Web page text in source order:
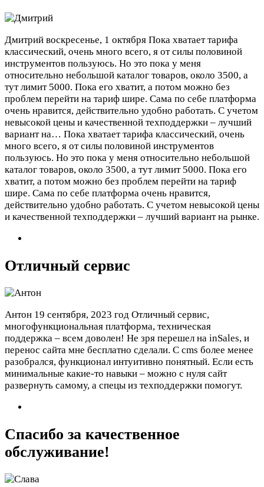
Дмитрий воскресенье, 1 октября Пока хватает тарифа
классический, очень много всего, я от силы половиной
инструментов пользуюсь. Но это пока у меня
относительно небольшой каталог товаров, около 3500, а
тут лимит 5000. Пока его хватит, а потом можно без
проблем перейти на тариф шире. Сама по себе платформа
очень нравится, действительно удобно работать. С учетом
невысокой цены и качественной техподдержки – лучший
вариант на… Пока хватает тарифа классический, очень
много всего, я от силы половиной инструментов
пользуюсь. Но это пока у меня относительно небольшой
каталог товаров, около 3500, а тут лимит 5000. Пока его
хватит, а потом можно без проблем перейти на тариф
шире. Сама по себе платформа очень нравится,
действительно удобно работать. С учетом невысокой цены
и качественной техподдержки – лучший вариант на рынке.
Отличный сервис
Антон 19 сентября, 2023 год Отличный сервис,
многофункциональная платформа, техническая
поддержка – всем доволен! Не зря перешел на inSales, и
перенос сайта мне бесплатно сделали. С cms более менее
разобрался, функционал интуитивно понятный. Если есть
минимальные какие-то навыки – можно с нуля сайт
развернуть самому, а спецы из техподдержки помогут.
Спасибо за качественное
обслуживание!